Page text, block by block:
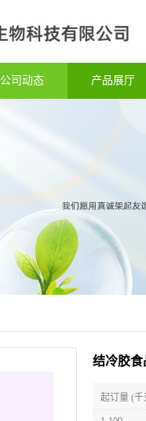
公司动态 产品展厅
结冷胶食
起订量 (千